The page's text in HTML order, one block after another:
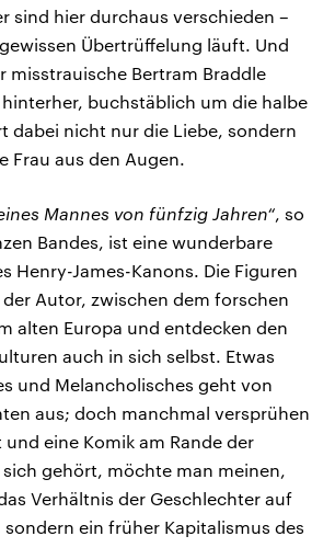
sind hier durchaus verschieden –
Übertrüffelung läuft. Und
misstrauische Bertram Braddle
buchstäblich um die halbe
dabei nicht nur die Liebe, sondern
Frau aus den Augen.
Mannes von fünfzig Jahren“, so
Bandes, ist eine wunderbare
Henry-James-Kanons. Die Figuren
Autor, zwischen dem forschen
alten Europa und entdecken den
auch in sich selbst. Etwas
und Melancholisches geht von
aus; doch manchmal versprühen
eine Komik am Rande der
sich gehört, möchte man meinen,
Verhältnis der Geschlechter auf
ein früher Kapitalismus des